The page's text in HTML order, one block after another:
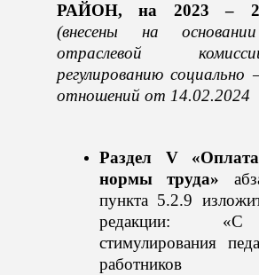
РАЙОН, на 2023 –
(внесены на
отраслевой
регулированию социально
отношений от 14.02.2024
Раздел V
нормы труда»
пункта 5.2.9
редакции:
стимулирования